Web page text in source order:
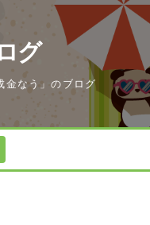
グ
金なう」のブログ